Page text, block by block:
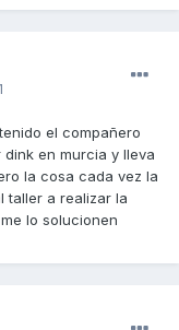
el compañero
en murcia y lleva
la cosa cada vez la
taller a realizar la
lo solucionen